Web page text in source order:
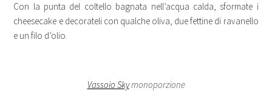
Con la punta del coltello bagnata nell’acqua calda, sformate i
cheesecake e decorateli con qualche oliva, due fettine di ravanello
e un filo d’olio.
Vassoio Skymonoporzione